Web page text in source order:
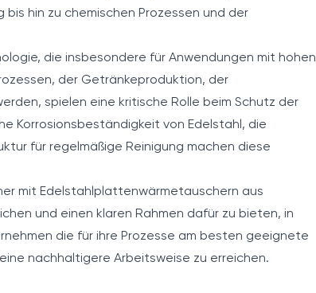
hin zu chemischen Prozessen und der
die insbesondere für Anwendungen mit hohen
der Getränkeproduktion, der
spielen eine kritische Rolle beim Schutz der
Korrosionsbeständigkeit von Edelstahl, die
für regelmäßige Reinigung machen diese
mit Edelstahlplattenwärmetauschern aus
und einen klaren Rahmen dafür zu bieten, in
die für ihre Prozesse am besten geeignete
nachhaltigere Arbeitsweise zu erreichen.